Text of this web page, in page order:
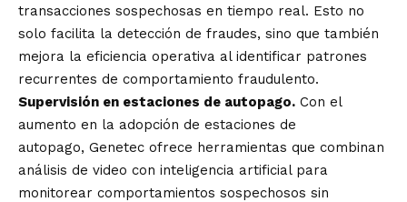
transacciones sospechosas en tiempo real. Esto no
solo facilita la detección de fraudes, sino que también
mejora la eficiencia operativa al identificar patrones
recurrentes de comportamiento fraudulento.
Supervisión en estaciones de autopago. Con el
aumento en la adopción de estaciones de
autopago, Genetec ofrece herramientas que combinan
análisis de video con inteligencia artificial para
monitorear comportamientos sospechosos sin